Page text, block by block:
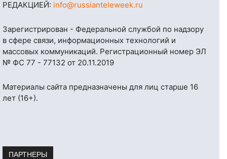
РЕДАКЦИЕЙ: info@russianteleweek.ru
Зарегистрирован - Федеральной службой по надзору
в сфере связи, информационных технологий и
массовых коммуникаций. Регистрационный номер ЭЛ
№ ФС 77 - 77132 от 20.11.2019
Материалы сайта предназначены для лиц старше 16
лет (16+).
ПАРТНЕРЫ